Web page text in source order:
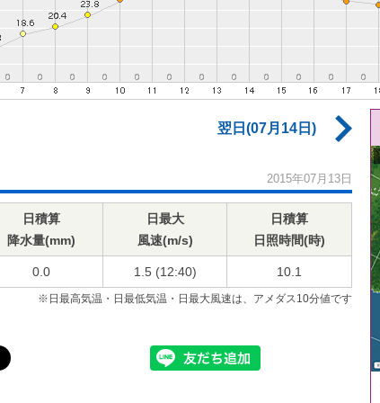
翌日(07月14日)
2015年07月13日
日積算
降水量(mm)
日最大
風速(m/s)
日積算
日照時間(時)
0.0 1.5 (12:40) 10.1
※日最高気温・日最低気温・日最大風速は、アメダス10分値です